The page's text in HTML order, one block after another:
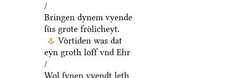
/
Bringen dynem vyende
ſuͤs grote froͤlicheyt.
Voͤrtiden was dat
eyn groth loff vnd Ehr
/
Wol ſynen vyendt leth